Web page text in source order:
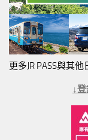
更多JR PASS與其
↓